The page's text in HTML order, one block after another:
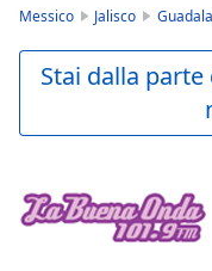
Play
Video
Skip
Forward
Mute
Messico Jalisco
Stai dalla parte